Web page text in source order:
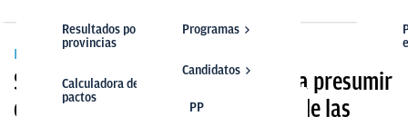
Resultados por
provincias
Calculadora de
pactos
Programas
PP
Candidatos
PP
ELECCIONES 23J
Sánchez manipula un gráfico para presumir
de que él habrá llenado la hucha de las